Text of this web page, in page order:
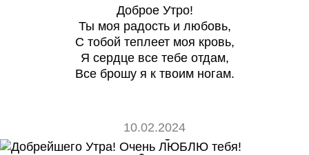
Доброе Утро!
Ты моя радость и любовь,
С тобой теплеет моя кровь,
Я сердце все тебе отдам,
Все брошу я к твоим ногам.
10.02.2024